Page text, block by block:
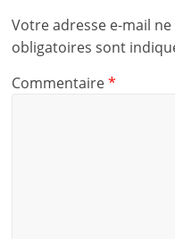
Votre adresse e-mail
obligatoires sont
Commentaire*